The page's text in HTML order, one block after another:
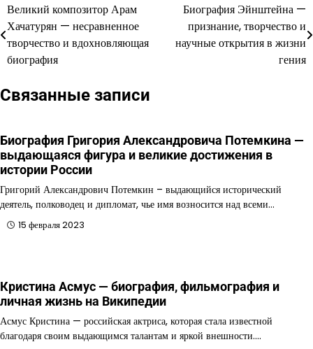
Навигация
по
записям
Великий композитор Арам
Хачатурян — несравненное
творчество и вдохновляющая
биография
Биография Эйнштейна —
признание, творчество и
научные открытия в жизни
гения
Связанные записи
Биография Григория Александровича Потемкина —
выдающаяся фигура и великие достижения в
истории России
Григорий Александрович Потемкин – выдающийся исторический
деятель, полководец и дипломат, чье имя возносится над всеми…
15 февраля 2023
Кристина Асмус — биография, фильмография и
личная жизнь на Википедии
Асмус Кристина — российская актриса, которая стала известной
благодаря своим выдающимся талантам и яркой внешности.…